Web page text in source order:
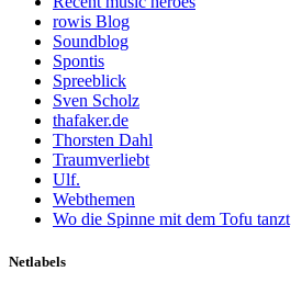
rowis Blog
Soundblog
Spontis
Spreeblick
Sven Scholz
thafaker.de
Thorsten Dahl
Traumverliebt
Ulf.
Webthemen
Wo die Spinne mit dem Tofu tanzt
Netlabels